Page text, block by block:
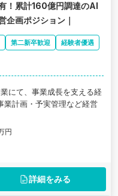
！累計160億円調達のAI
画ポジション｜
第二新卒歓迎
経験者優遇
にて、事業成長を支える経
業計画・予実管理など経営
円
詳細をみる